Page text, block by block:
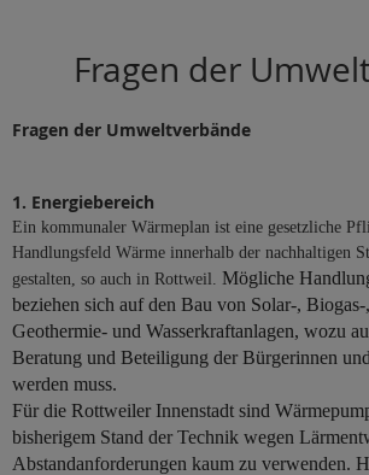
Fragen der
Fragen der Umweltverbände
1. Energiebereich
Ein kommunaler Wärmeplan ist eine gesetzliche
Handlungsfeld Wärme innerhalb der nachhaltigen
gestalten, so auch in Rottweil. Mögliche
beziehen sich auf den Bau von Solar-,
Geothermie- und Wasserkraftanlagen, wozu
Beratung und Beteiligung der Bürgerinnen
werden muss.
Für die Rottweiler Innenstadt sind
bisherigem Stand der Technik wegen
Abstandanforderungen kaum zu verwenden.